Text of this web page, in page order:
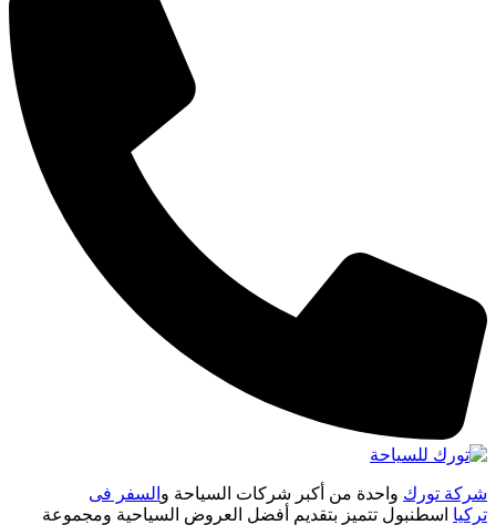
شركة تورك واحدة من أكبر شركات السياحة و السفر فى
تركيا اسطنبول تتميز بتقديم أفضل العروض السياحية ومجموعة